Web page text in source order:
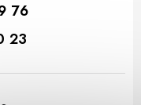
76
23